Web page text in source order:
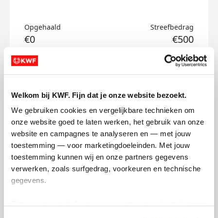
Welkom bij KWF. Fijn dat je onze website bezoekt.
We gebruiken cookies en vergelijkbare technieken om
onze website goed te laten werken, het gebruik van onze
website en campagnes te analyseren en — met jouw
toestemming — voor marketingdoeleinden. Met jouw
toestemming kunnen wij en onze partners gegevens
verwerken, zoals surfgedrag, voorkeuren en technische
gegevens.
Opgehaald
€0
Streefbedrag
€500
Doneer
Bruggenloop's badges